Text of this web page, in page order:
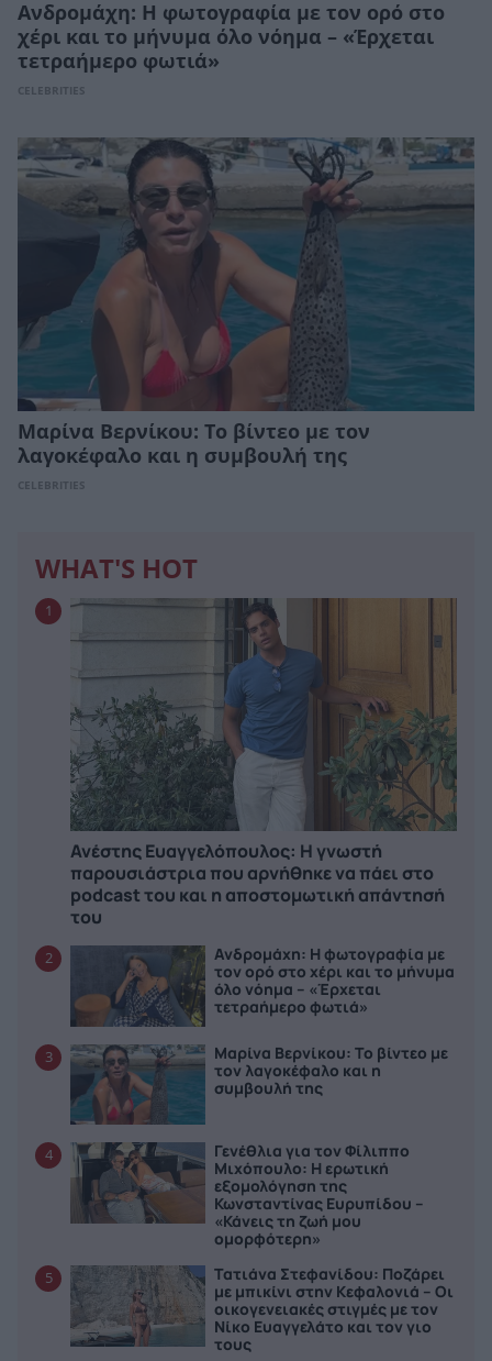
Ανδρομάχη: Η φωτογραφία με τον ορό στο
χέρι και το μήνυμα όλο νόημα – «Έρχεται
τετραήμερο φωτιά»
CELEBRITIES
Μαρίνα Βερνίκου: Το βίντεο με τον
λαγοκέφαλο και η συμβουλή της
CELEBRITIES
WHAT'S HOT
1
Ανέστης Ευαγγελόπουλος: Η γνωστή
παρουσιάστρια που αρνήθηκε να πάει στο
podcast του και η αποστομωτική απάντησή
του
2
Ανδρομάχη: Η φωτογραφία με
τον ορό στο χέρι και το μήνυμα
όλο νόημα – «Έρχεται
τετραήμερο φωτιά»
3
Μαρίνα Βερνίκου: Το βίντεο με
τον λαγοκέφαλο και η
συμβουλή της
4
Γενέθλια για τον Φίλιππο
Μιχόπουλο: Η ερωτική
εξομολόγηση της
Κωνσταντίνας Ευρυπίδου –
«Κάνεις τη ζωή μου
ομορφότερη»
5
Τατιάνα Στεφανίδου: Ποζάρει
με μπικίνι στην Κεφαλονιά – Οι
οικογενειακές στιγμές με τον
Νίκο Ευαγγελάτο και τον γιο
τους